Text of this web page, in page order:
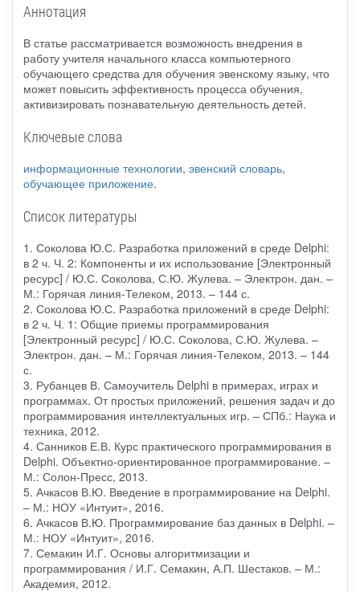
Аннотация
В статье рассматривается возможность внедрения в
работу учителя начального класса компьютерного
обучающего средства для обучения эвенскому языку, что
может повысить эффективность процесса обучения,
активизировать познавательную деятельность детей.
Ключевые слова
информационные технологии, эвенский словарь,
обучающее приложение.
Список литературы
1. Соколова Ю.С. Разработка приложений в среде Delphi:
в 2 ч. Ч. 2: Компоненты и их использование [Электронный
ресурс] / Ю.С. Соколова, С.Ю. Жулева. – Электрон. дан. –
М.: Горячая линия-Телеком, 2013. – 144 с.
2. Соколова Ю.С. Разработка приложений в среде Delphi:
в 2 ч. Ч. 1: Общие приемы программирования
[Электронный ресурс] / Ю.С. Соколова, С.Ю. Жулева. –
Электрон. дан. – М.: Горячая линия-Телеком, 2013. – 144
с.
3. Рубанцев В. Самоучитель Delphi в примерах, играх и
программах. От простых приложений, решения задач и до
программирования интеллектуальных игр. – СПб.: Наука и
техника, 2012.
4. Санников Е.В. Курс практического программирования в
Delphi. Объектно-ориентированное программирование. –
М.: Солон-Пресс, 2013.
5. Ачкасов В.Ю. Введение в программирование на Delphi.
– М.: НОУ «Интуит», 2016.
6. Ачкасов В.Ю. Программирование баз данных в Delphi. –
М.: НОУ «Интуит», 2016.
7. Семакин И.Г. Основы алгоритмизации и
программирования / И.Г. Семакин, А.П. Шестаков. – М.:
Академия, 2012.